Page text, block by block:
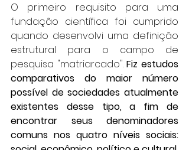
O primeiro requisito para uma
fundação científica foi cumprido
quando desenvolvi uma definição
estrutural para o campo de
pesquisa "matriarcado". Fiz estudos
comparativos do maior número
possível de sociedades atualmente
existentes desse tipo, a fim de
encontrar seus denominadores
comuns nos quatro níveis sociais: